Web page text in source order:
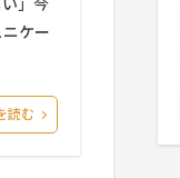
」今
ケー
読む